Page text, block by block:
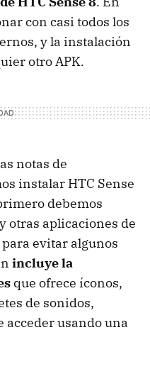
con casi todos los
y la instalación
otro APK.
notas de
instalar HTC Sense
debemos
otras aplicaciones de
evitar algunos
incluye la
que ofrece íconos,
de sonidos,
acceder usando una